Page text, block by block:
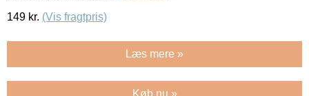
149 kr. (Vis fragtpris)
Læs mere »
Køb nu »